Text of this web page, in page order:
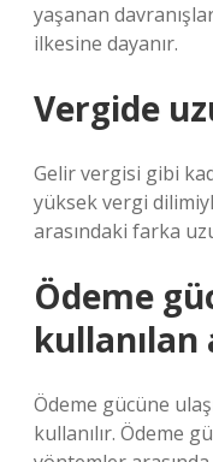
yaşanan
ilkesine dayanır.
Vergide
Gelir vergisi gibi
yüksek vergi
arasındaki farka
Ödeme
Ödeme gücüne
kullanılır. Ödeme